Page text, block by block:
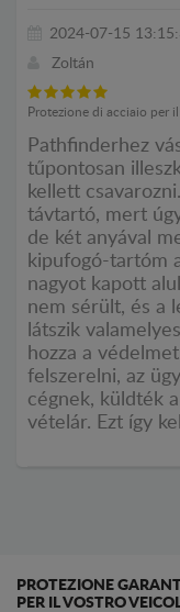
2024-07-15
Zoltán
Protezione di acciaio per
Pathfinderhez
tűpontosan
kellett
távtartó, mert
de két anyával
kipufogó-tartóm
nagyot kapott
nem sérült, és a
látszik
hozza a
felszerelni, az
cégnek, küldték
vételár. Ezt így
PROTEZIONE
PER IL VOSTRO